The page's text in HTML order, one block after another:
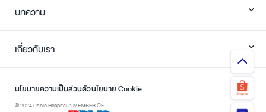
บทความ
เกี่ยวกับเรา
นโยบายความเป็นส่วนตัวนโยบาย Cookie
© 2024 Paolo Hospital.A MEMBER OF